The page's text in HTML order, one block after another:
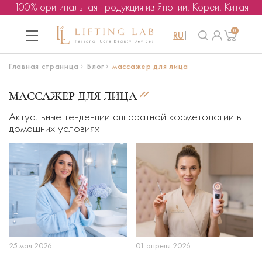
100% оригинальная продукция из Японии, Кореи, Китая
RU 0
Главная страница Блог массажер для лица
МАССАЖЕР ДЛЯ ЛИЦА
Актуальные тенденции аппаратной косметологии в
домашних условиях
25 мая 2026 01 апреля 2026